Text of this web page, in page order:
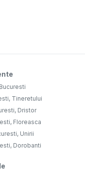
Tineretului
Dristor
Floreasca
Unirii
Dorobanti